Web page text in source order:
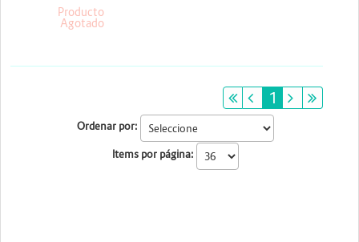
Producto
Agotado
primeiro
anterior
1 próximo
Ordenar por:
Items por página: